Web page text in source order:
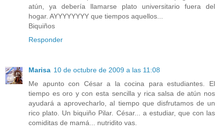
atún, ya debería llamarse plato universitario fuera del
hogar. AYYYYYYYY que tiempos aquellos...
Biquiños
Responder
Marisa 10 de octubre de 2009 a las 11:08
Me apunto con César a la cocina para estudiantes. El
tiempo es oro y con esta sencilla y rica salsa de atún nos
ayudará a aprovecharlo, al tiempo que disfrutamos de un
rico plato. Un biquiño Pilar. César... a estudiar, que con las
comiditas de mamá... nutridito vas.